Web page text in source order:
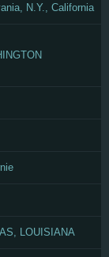
N.Y., California
LOUISIANA